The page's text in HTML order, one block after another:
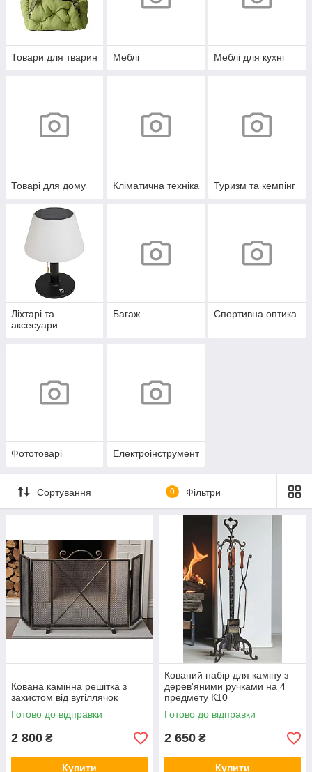
Товари для тварин Меблі Меблі для кухні
Товарі для дому Кліматична техніка Туризм та кемпінг
Ліхтарі та
аксесуари
Багаж Спортивна оптика
Фототоварі Електроінструмент
Сортування 0 Фільтри
Кована камінна решітка з
захистом від вугіллячок
Готово до відправки
2 800 ₴
Купити
Кований набір для каміну з
дерев'яними ручками на 4
предмету К10
Готово до відправки
2 650 ₴
Купити